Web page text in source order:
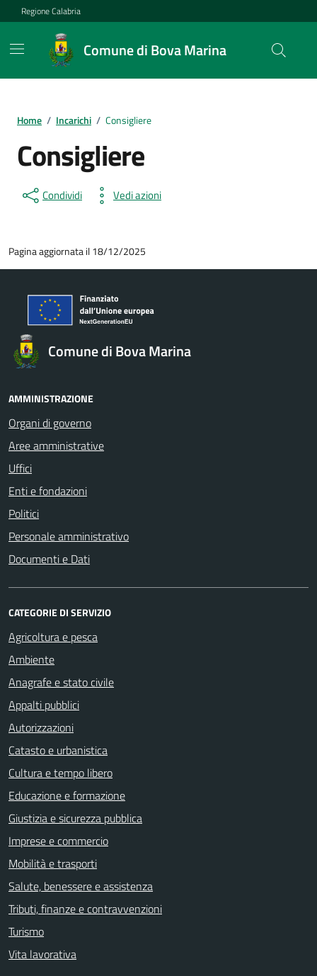
Vai ai contenuti
Vai al footer
Regione Calabria
Comune di Bova Marina
Home / Incarichi / Consigliere
Consigliere
Condividi Vedi azioni
Pagina aggiornata il 18/12/2025
Comune di Bova Marina
AMMINISTRAZIONE
Organi di governo
Aree amministrative
Uffici
Enti e fondazioni
Politici
Personale amministrativo
Documenti e Dati
CATEGORIE DI SERVIZIO
Agricoltura e pesca
Ambiente
Anagrafe e stato civile
Appalti pubblici
Autorizzazioni
Catasto e urbanistica
Cultura e tempo libero
Educazione e formazione
Giustizia e sicurezza pubblica
Imprese e commercio
Mobilità e trasporti
Salute, benessere e assistenza
Tributi, finanze e contravvenzioni
Turismo
Vita lavorativa